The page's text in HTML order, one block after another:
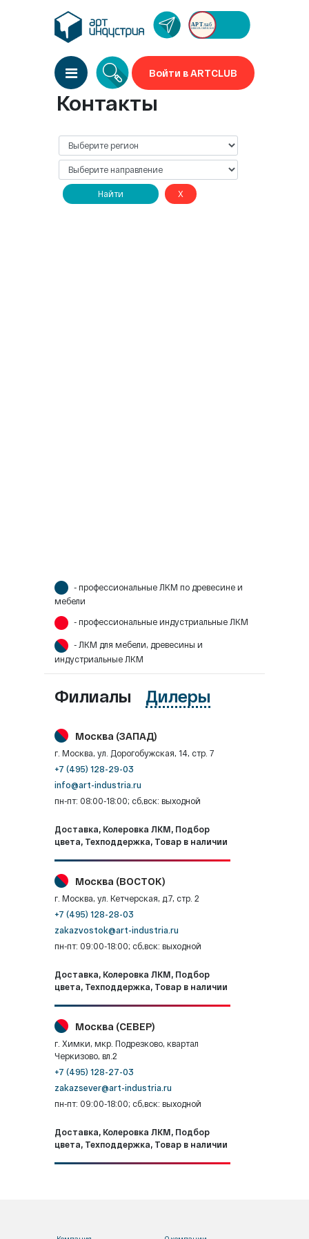
Войти в ARTCLUB
Контакты
Найти X
- профессиональные ЛКМ по древесине и
мебели
- профессиональные индустриальные ЛКМ
- ЛКМ для мебели, древесины и
индустриальные ЛКМ
Филиалы Дилеры
Москва (ЗАПАД)
г. Москва, ул. Дорогобужская, 14, стр. 7
+7 (495) 128-29-03
info@art-industria.ru
пн-пт: 08:00-18:00; сб,вск: выходной
Доставка, Колеровка ЛКМ, Подбор
цвета, Техподдержка, Товар в наличии
Москва (ВОСТОК)
г. Москва, ул. Кетчерская, д.7, стр. 2
+7 (495) 128-28-03
zakazvostok@art-industria.ru
пн-пт: 09:00-18:00; сб,вск: выходной
Доставка, Колеровка ЛКМ, Подбор
цвета, Техподдержка, Товар в наличии
Москва (СЕВЕР)
г. Химки, мкр. Подрезково, квартал
Черкизово, вл.2
+7 (495) 128-27-03
zakazsever@art-industria.ru
пн-пт: 09:00-18:00; сб,вск: выходной
Доставка, Колеровка ЛКМ, Подбор
цвета, Техподдержка, Товар в наличии